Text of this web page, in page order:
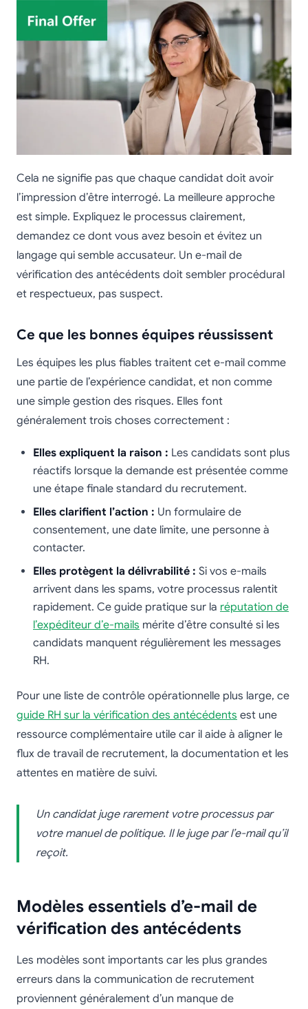
Cela ne signifie pas que chaque candidat doit avoir
l’impression d’être interrogé. La meilleure approche
est simple. Expliquez le processus clairement,
demandez ce dont vous avez besoin et évitez un
langage qui semble accusateur. Un e-mail de
vérification des antécédents doit sembler procédural
et respectueux, pas suspect.
Ce que les bonnes équipes réussissent
Les équipes les plus fiables traitent cet e-mail comme
une partie de l’expérience candidat, et non comme
une simple gestion des risques. Elles font
généralement trois choses correctement :
Elles expliquent la raison : Les candidats sont plus
réactifs lorsque la demande est présentée comme
une étape finale standard du recrutement.
Elles clarifient l’action : Un formulaire de
consentement, une date limite, une personne à
contacter.
Elles protègent la délivrabilité : Si vos e-mails
arrivent dans les spams, votre processus ralentit
rapidement. Ce guide pratique sur la réputation de
l’expéditeur d’e-mails mérite d’être consulté si les
candidats manquent régulièrement les messages
RH.
Pour une liste de contrôle opérationnelle plus large, ce
guide RH sur la vérification des antécédents est une
ressource complémentaire utile car il aide à aligner le
flux de travail de recrutement, la documentation et les
attentes en matière de suivi.
Un candidat juge rarement votre processus par
votre manuel de politique. Il le juge par l’e-mail qu’il
reçoit.
Modèles essentiels d’e-mail de
vérification des antécédents
Les modèles sont importants car les plus grandes
erreurs dans la communication de recrutement
proviennent généralement d’un manque de